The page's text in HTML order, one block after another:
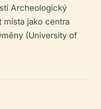
Archeologický
místa jako centra
(University of